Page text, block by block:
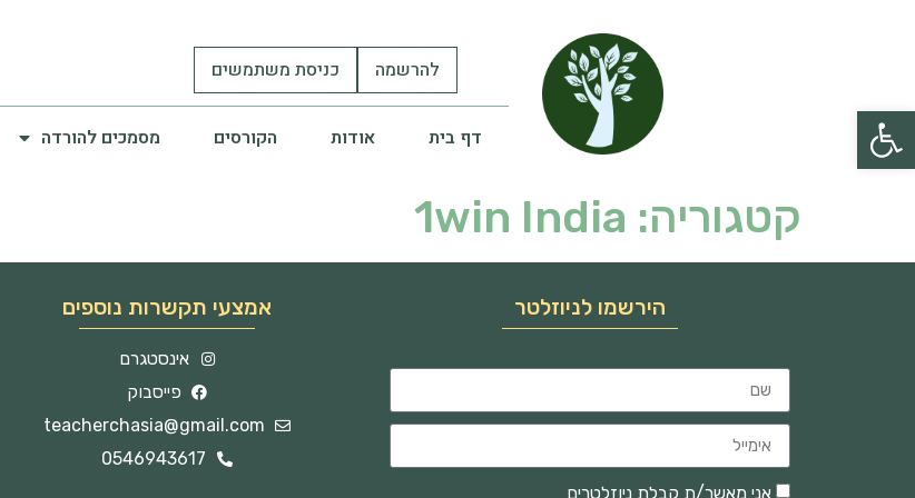
פתח סרגל נגישות
להרשמה כניסת משתמשים
דף בית אודות הקורסים מסמכים להורדה
קטגוריה: 1win India
הירשמו לניוזלטר
אני מאשר/ת קבלת ניוזלטרים
אמצעי תקשרות נוספים
אינסטגרם
פייסבוק
teacherchasia@gmail.com
0546943617